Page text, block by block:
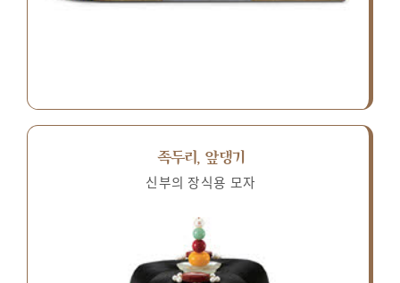
족두리, 앞댕기
신부의 장식용 모자